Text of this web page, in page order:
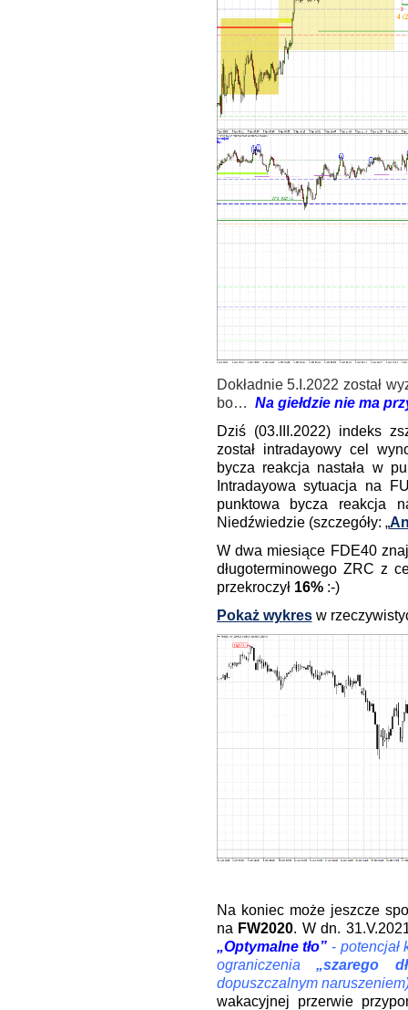
Dokładnie 5.I.2022 został
bo… Na giełdzie nie ma
Dziś (03.III.2022) indeks
został intradayowy cel
bycza reakcja nastała w
Intradayowa sytuacja na
punktowa bycza reakcja
Niedźwiedzie (szczegóły: „
W dwa miesiące FDE40
długoterminowego ZRC z
przekroczył 16%:-)
Pokaż wykresw
Na koniec może jeszcze
na FW2020. W dn.
„Optymalne tło” -potencjał
ograniczenia„szarego
dopuszczalnym
wakacyjnej przerwie